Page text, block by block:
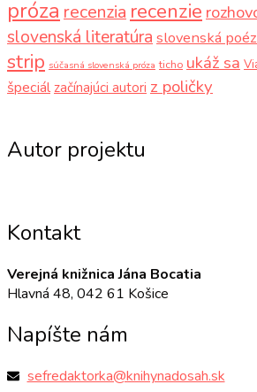
próza recenzia recenzie
slovenská literatúra slovenská
strip súčasná slovenská próza ticho ukáž sa
špeciál začínajúci autori z poličky
Autor projektu
Kontakt
Verejná knižnica Jána Bocatia
Hlavná 48, 042 61 Košice
Napíšte nám
sefredaktorka@knihynadosah.sk